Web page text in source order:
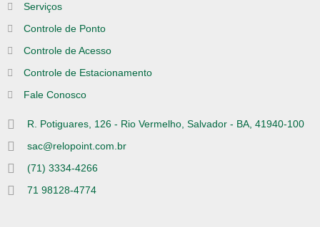
Serviços
Controle de Ponto
Controle de Acesso
Controle de Estacionamento
Fale Conosco
R. Potiguares, 126 - Rio Vermelho, Salvador - BA, 41940-100
sac@relopoint.com.br
(71) 3334-4266
71 98128-4774